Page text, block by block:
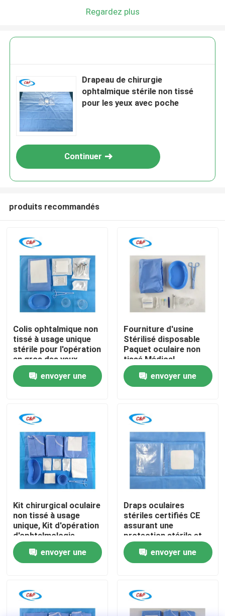
À la maison
Produits
Vidéos
Le spectacle VR
À propos de nous
Visite de l'usine
Contrôle de la qualité
Nous contacter
Les affaires
Regardez plus
Drapeau de chirurgie
ophtalmique stérile non tissé
pour les yeux avec poche
Continuer
produits recommandés
Colis ophtalmique non
tissé à usage unique
stérile pour l'opération
en gros des yeux
envoyer une
Fourniture d'usine
Stérilisé disposable
Paquet oculaire non
tissé Médical
Ophthalmic Drapeau
chirurgicalenvoyer une
Kit chirurgical oculaire
non tissé à usage
unique, Kit d'opération
d'ophtalmologie
stérile pour hôpital
ophtalmiqueenvoyer une
Draps oculaires
stériles certifiés CE
assurant une
protection stérile et
une opération pratique
envoyer une